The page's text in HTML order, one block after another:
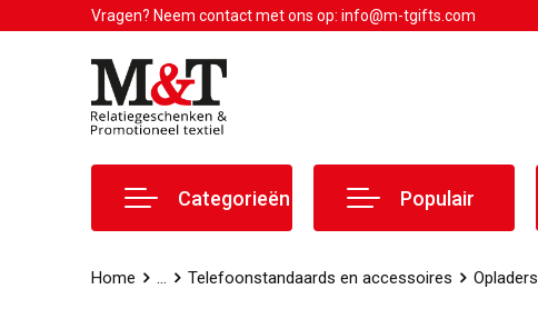
Vragen? Neem contact met ons op: info@m-tgifts.com
Categorieën Populair
Home ... Telefoonstandaards en accessoires